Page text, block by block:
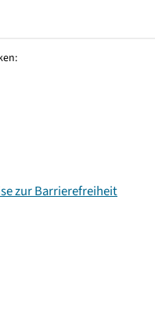
zur Barrierefreiheit